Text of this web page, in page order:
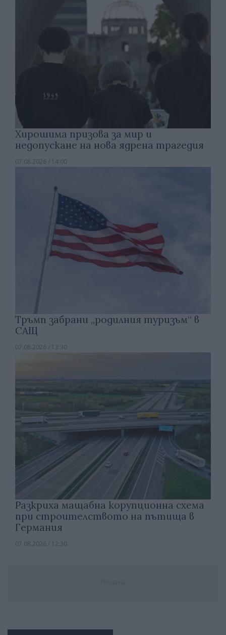
Хирошима призова за мир и
недопускане на нова ядрена трагедия
07.08.2026 / 14:00
Тръмп забрани „родилния туризъм“ в
САЩ
07.08.2026 / 13:30
Разкриха мащабна корупционна схема
при строителството на пътища в
Германия
07.08.2026 / 12:30